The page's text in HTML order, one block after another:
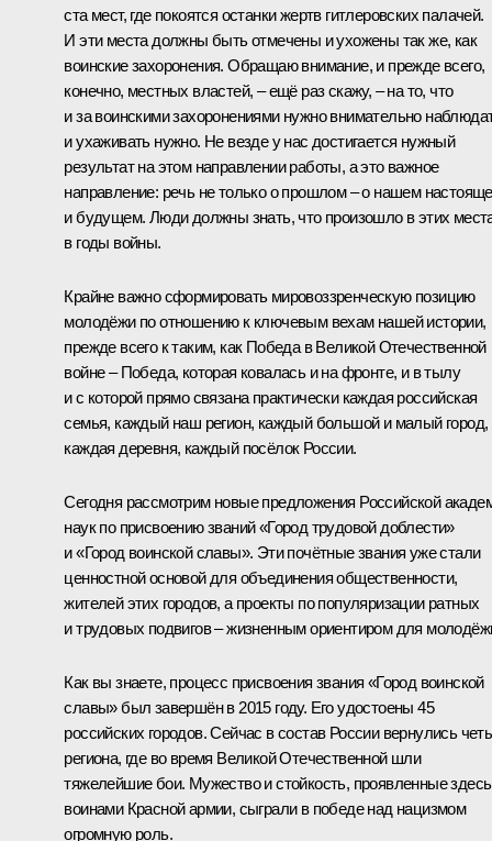
ста мест, где покоятся останки жертв гитлеровских палачей.
И эти места должны быть отмечены и ухожены так же, как
воинские захоронения. Обращаю внимание, и прежде всего,
конечно, местных властей, – ещё раз скажу, – на то, что
и за воинскими захоронениями нужно внимательно
и ухаживать нужно. Не везде у нас достигается нужный
результат на этом направлении работы, а это важное
направление: речь не только о прошлом – о нашем
и будущем. Люди должны знать, что произошло в этих
в годы войны.
Крайне важно сформировать мировоззренческую позицию
молодёжи по отношению к ключевым вехам нашей истории,
прежде всего к таким, как Победа в Великой Отечественной
войне – Победа, которая ковалась и на фронте, и в тылу
и с которой прямо связана практически каждая российская
семья, каждый наш регион, каждый большой и малый город,
каждая деревня, каждый посёлок России.
Сегодня рассмотрим новые предложения Российской
наук по присвоению званий «Город трудовой доблести»
и «Город воинской славы». Эти почётные звания уже стали
ценностной основой для объединения общественности,
жителей этих городов, а проекты по популяризации ратных
и трудовых подвигов – жизненным ориентиром для
Как вы знаете, процесс присвоения звания «Город воинской
славы» был завершён в 2015 году. Его удостоены 45
российских городов. Сейчас в состав России вернулись
региона, где во время Великой Отечественной шли
тяжелейшие бои. Мужество и стойкость, проявленные здесь
воинами Красной армии, сыграли в победе над нацизмом
огромную роль.